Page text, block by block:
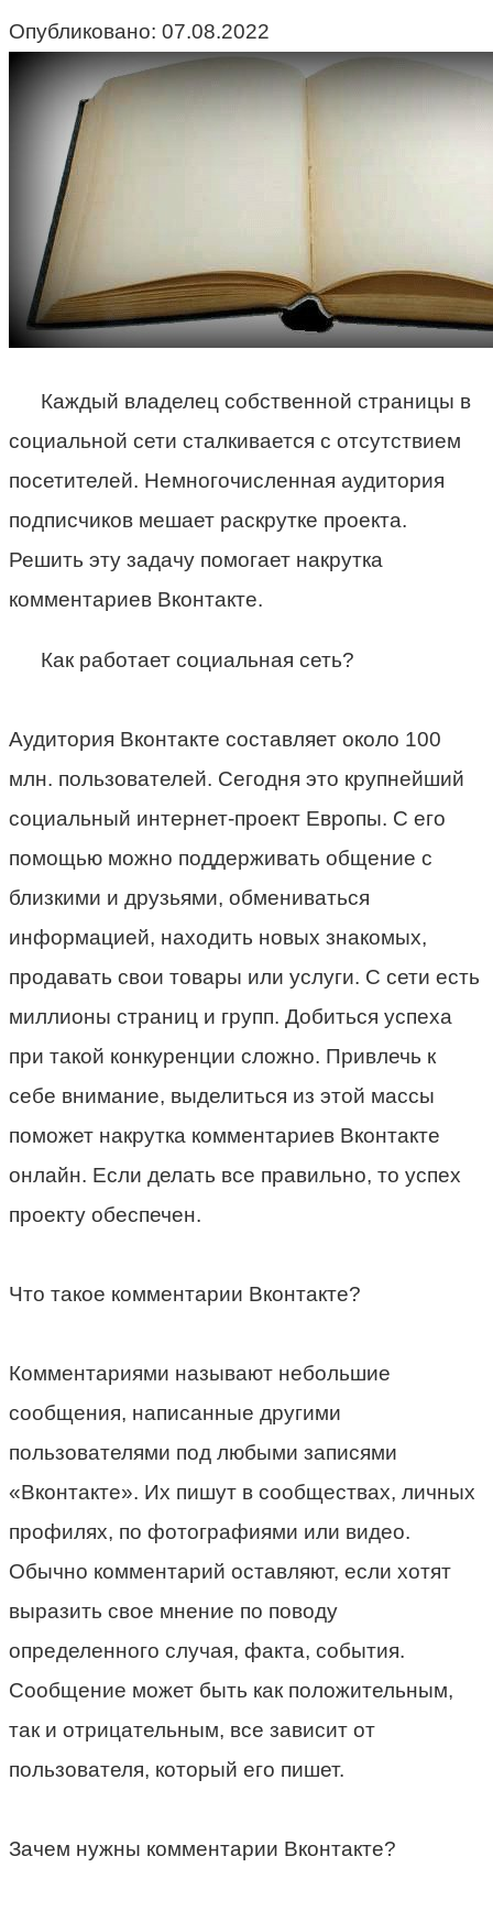
Опубликовано: 07.08.2022
Каждый владелец собственной страницы в
социальной сети сталкивается с отсутствием
посетителей. Немногочисленная аудитория
подписчиков мешает раскрутке проекта.
Решить эту задачу помогает накрутка
комментариев Вконтакте.
Как работает социальная сеть?
Аудитория Вконтакте составляет около 100
млн. пользователей. Сегодня это крупнейший
социальный интернет-проект Европы. С его
помощью можно поддерживать общение с
близкими и друзьями, обмениваться
информацией, находить новых знакомых,
продавать свои товары или услуги. С сети есть
миллионы страниц и групп. Добиться успеха
при такой конкуренции сложно. Привлечь к
себе внимание, выделиться из этой массы
поможет накрутка комментариев Вконтакте
онлайн. Если делать все правильно, то успех
проекту обеспечен.
Что такое комментарии Вконтакте?
Комментариями называют небольшие
сообщения, написанные другими
пользователями под любыми записями
«Вконтакте». Их пишут в сообществах, личных
профилях, по фотографиями или видео.
Обычно комментарий оставляют, если хотят
выразить свое мнение по поводу
определенного случая, факта, события.
Сообщение может быть как положительным,
так и отрицательным, все зависит от
пользователя, который его пишет.
Зачем нужны комментарии Вконтакте?